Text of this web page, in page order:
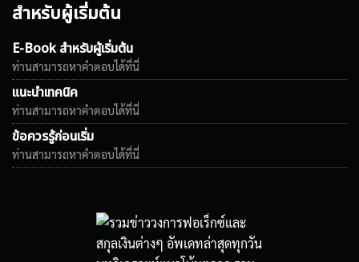
สำหรับผู้เริ่มต้น
E-Book สำหรับผู้เริ่มต้น
ท่านสามารถหาคำตอบได้ที่นี่
แนะนำเทคนิค
ท่านสามารถหาคำตอบได้ที่นี่
ข้อควรรู้ก่อนเริ่ม
ท่านสามารถหาคำตอบได้ที่นี่